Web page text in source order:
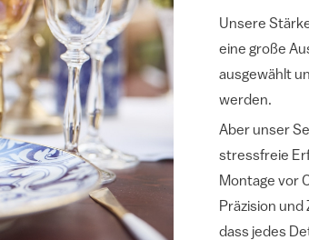
Unsere
eine große
ausgewählt
werden.
Aber unser
stressfreie
Montage vor
Präzision und
dass jedes